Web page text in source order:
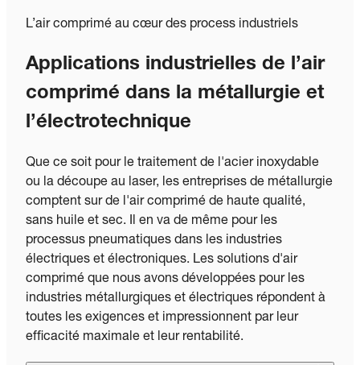
L’air comprimé au cœur des process industriels
Applications industrielles de l’air
comprimé dans la métallurgie et
l’électrotechnique
Que ce soit pour le traitement de l'acier inoxydable
ou la découpe au laser, les entreprises de métallurgie
comptent sur de l'air comprimé de haute qualité,
sans huile et sec. Il en va de même pour les
processus pneumatiques dans les industries
électriques et électroniques. Les solutions d'air
comprimé que nous avons développées pour les
industries métallurgiques et électriques répondent à
toutes les exigences et impressionnent par leur
efficacité maximale et leur rentabilité.